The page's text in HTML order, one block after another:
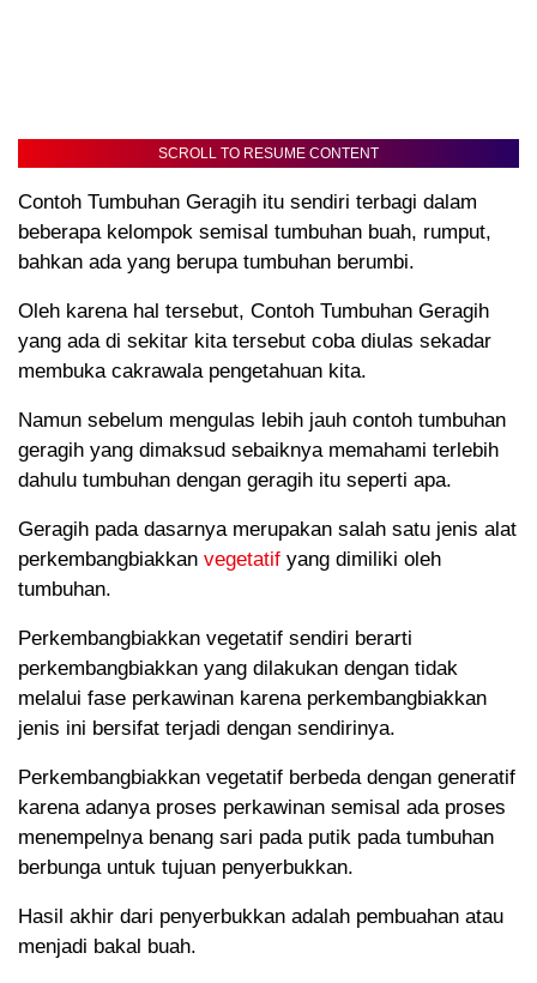
SCROLL TO RESUME CONTENT
Contoh Tumbuhan Geragih itu sendiri terbagi dalam
beberapa kelompok semisal tumbuhan buah, rumput,
bahkan ada yang berupa tumbuhan berumbi.
Oleh karena hal tersebut, Contoh Tumbuhan Geragih
yang ada di sekitar kita tersebut coba diulas sekadar
membuka cakrawala pengetahuan kita.
Namun sebelum mengulas lebih jauh contoh tumbuhan
geragih yang dimaksud sebaiknya memahami terlebih
dahulu tumbuhan dengan geragih itu seperti apa.
Geragih pada dasarnya merupakan salah satu jenis alat
perkembangbiakkan vegetatif yang dimiliki oleh
tumbuhan.
Perkembangbiakkan vegetatif sendiri berarti
perkembangbiakkan yang dilakukan dengan tidak
melalui fase perkawinan karena perkembangbiakkan
jenis ini bersifat terjadi dengan sendirinya.
Perkembangbiakkan vegetatif berbeda dengan generatif
karena adanya proses perkawinan semisal ada proses
menempelnya benang sari pada putik pada tumbuhan
berbunga untuk tujuan penyerbukkan.
Hasil akhir dari penyerbukkan adalah pembuahan atau
menjadi bakal buah.